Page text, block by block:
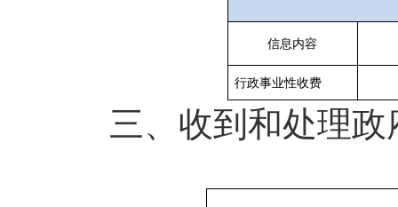
信息内容
行政事业性收费
三、收到和处理